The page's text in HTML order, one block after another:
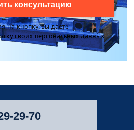
консультацию
на кнопку, вы даете
своих персональных данных
29-70